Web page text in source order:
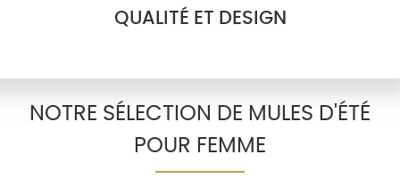
QUALITÉ ET DESIGN
NOTRE SÉLECTION DE MULES D'ÉTÉ
POUR FEMME